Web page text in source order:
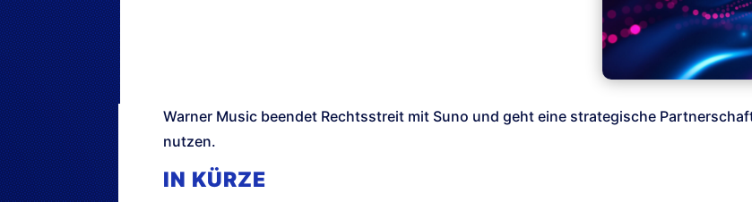
Warner Music beendet Rechtsstreit mit Suno und geht eine strategische
nutzen.
IN KÜRZE